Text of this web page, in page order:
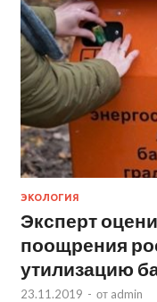
ЭКОЛОГИЯ
Эксперт
поощрения
утилизацию
23.11.2019 - от admin